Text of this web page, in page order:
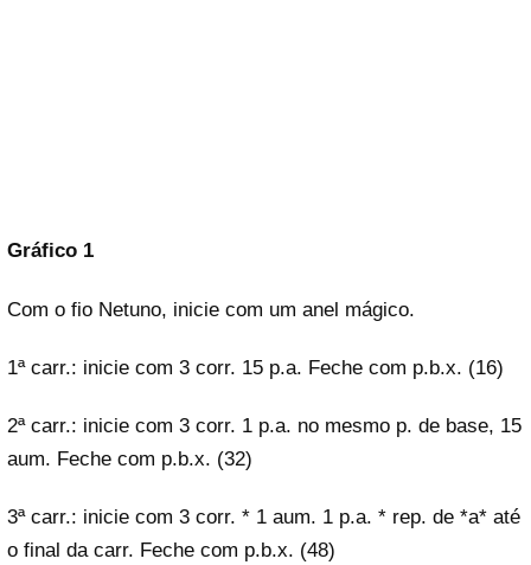
Gráfico 1
Com o fio Netuno, inicie com um anel mágico.
1ª carr.: inicie com 3 corr. 15 p.a. Feche com p.b.x. (16)
2ª carr.: inicie com 3 corr. 1 p.a. no mesmo p. de base, 15
aum. Feche com p.b.x. (32)
3ª carr.: inicie com 3 corr. * 1 aum. 1 p.a. * rep. de *a* até
o final da carr. Feche com p.b.x. (48)